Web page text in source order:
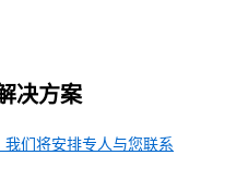
决方案
们将安排专人与您联系